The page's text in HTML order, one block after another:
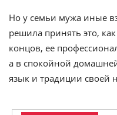
Но у семьи мужа иные
решила принять это,
концов, ее
а в спокойной
язык и традиции своей